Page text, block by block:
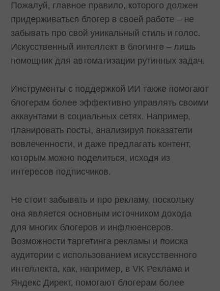
Пожалуй, главное правило, которого должен
придерживаться блогер в своей работе – не
забывать про свой уникальный стиль и голос.
Искусственный интеллект в блогинге – лишь
помощник для автоматизации рутинных задач.
Инструменты с поддержкой ИИ также помогают
блогерам более эффективно управлять своими
аккаунтами в социальных сетях. Например,
планировать посты, анализируя показатели
вовлеченности, и даже предлагать контент,
которым можно поделиться, исходя из
интересов подписчиков.
Не стоит забывать и про рекламу, поскольку
она является основным источником дохода
для многих блогеров и инфлюенсеров.
Возможности таргетинга рекламы и поиска
аудитории с использованием искусственного
интеллекта, как, например, в VK Реклама и
Яндекс Директ, помогают блогерам более